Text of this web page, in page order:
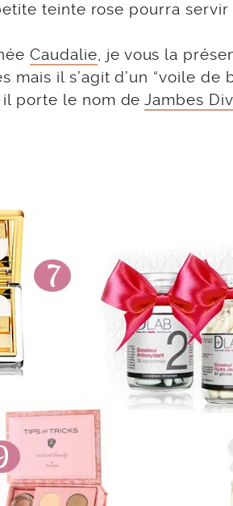
teinte rose pourra servir
Caudalie, je vous la
mais il s’agit d’un “voile de
il porte le nom deJambes